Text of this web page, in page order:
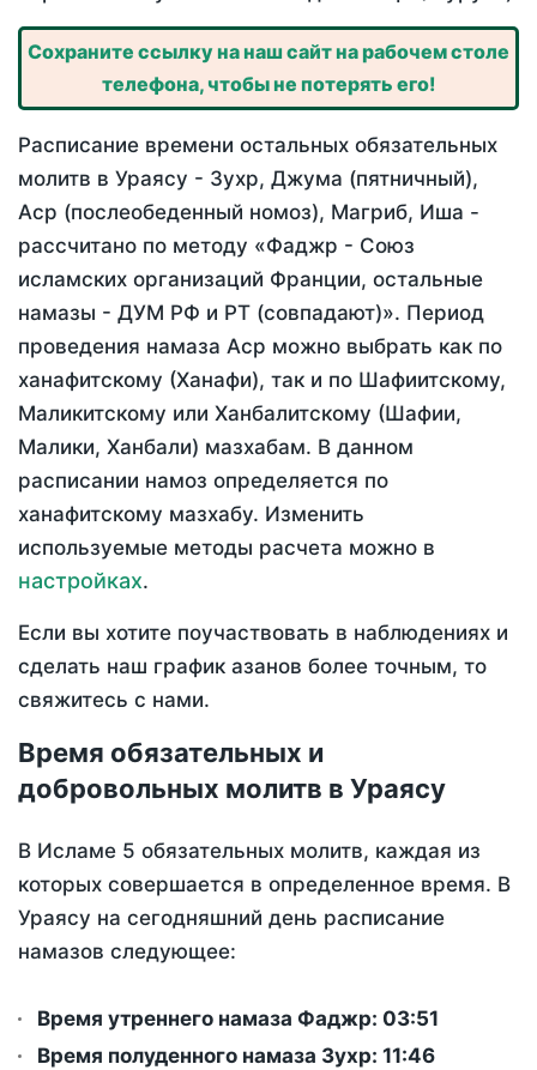
Сохраните ссылку на наш сайт на рабочем столе
телефона, чтобы не потерять его!
Расписание времени остальных обязательных
молитв в Ураясу - Зухр, Джума (пятничный),
Аср (послеобеденный номоз), Магриб, Иша -
рассчитано по методу «Фаджр - Союз
исламских организаций Франции, остальные
намазы - ДУМ РФ и РТ (совпадают)». Период
проведения намаза Аср можно выбрать как по
ханафитскому (Ханафи), так и по Шафиитскому,
Маликитскому или Ханбалитскому (Шафии,
Малики, Ханбали) мазхабам. В данном
расписании намоз определяется по
ханафитскому мазхабу. Изменить
используемые методы расчета можно в
настройках.
Если вы хотите поучаствовать в наблюдениях и
сделать наш график азанов более точным, то
свяжитесь с нами.
Время обязательных и
добровольных молитв в Ураясу
В Исламе 5 обязательных молитв, каждая из
которых совершается в определенное время. В
Ураясу на сегодняшний день расписание
намазов следующее:
Время утреннего намаза Фаджр: 03:51
Время полуденного намаза Зухр: 11:46